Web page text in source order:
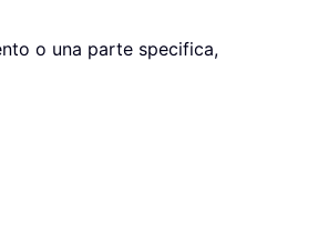
o una parte specifica,